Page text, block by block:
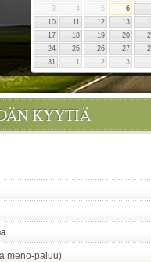
3
4 5
6
10
11 12 13
17
18 19 20
24
25 26 27
31
1 2 3
KYYTIÄ
meno-paluu)